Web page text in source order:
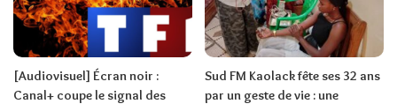
[Audiovisuel] Écran noir :
Canal+ coupe le signal des
Sud FM Kaolack fête ses 32 ans
par un geste de vie : une